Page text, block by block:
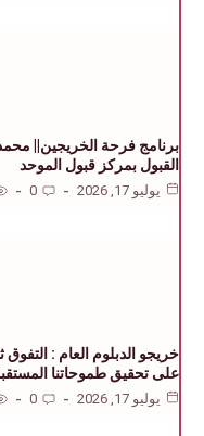
برنامج فرحة الخريجين||
القبول بمركز قبول الموحد
يوليو 17, 2026 0
خريجو الدبلوم العام :
على تحقيق طموحاتنا
يوليو 17, 2026 0